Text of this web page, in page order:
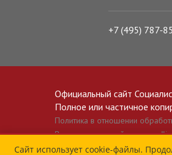
+7 (495) 787-
Официальный сайт
Полное или частичное
Политика в отношении
Все материалы сайта
Сайт использует cookie-файлы.